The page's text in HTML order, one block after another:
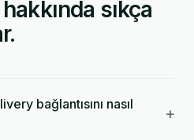
sıkça
bağlantısını nasıl
+